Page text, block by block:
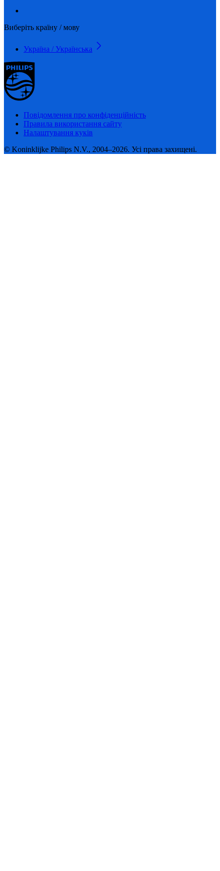
Виберіть країну / мову
Україна / Українська
Повідомлення про конфіденційність
Правила використання сайту
Налаштування куків
© Koninklijke Philips N.V., 2004–2026. Усі права захищені.